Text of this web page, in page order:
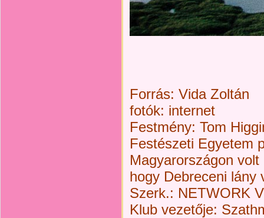
Forrás: Vida Zoltán
fotók: internet
Festmény: Tom
Festészeti Egyetem
Magyarországon
hogy Debreceni lány
Szerk.: NETWORK
Klub vezetője: